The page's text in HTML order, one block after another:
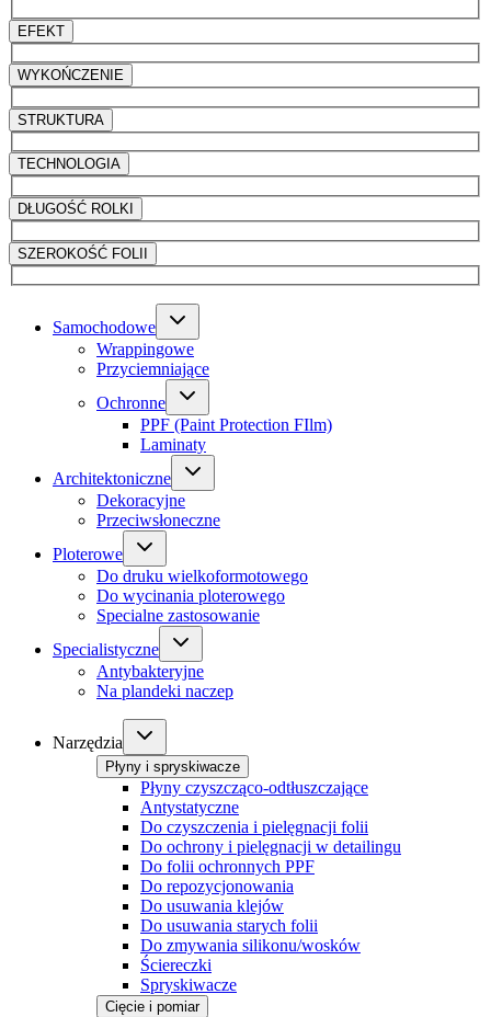
EFEKT
WYKOŃCZENIE
STRUKTURA
TECHNOLOGIA
DŁUGOŚĆ ROLKI
SZEROKOŚĆ FOLII
Samochodowe
Wrappingowe
Przyciemniające
Ochronne
PPF (Paint Protection FIlm)
Laminaty
Architektoniczne
Dekoracyjne
Przeciwsłoneczne
Ploterowe
Do druku wielkoformotowego
Do wycinania ploterowego
Specialne zastosowanie
Specialistyczne
Antybakteryjne
Na plandeki naczep
Narzędzia
Płyny i spryskiwacze
Płyny czyszcząco-odtłuszczające
Antystatyczne
Do czyszczenia i pielęgnacji folii
Do ochrony i pielęgnacji w detailingu
Do folii ochronnych PPF
Do repozycjonowania
Do usuwania klejów
Do usuwania starych folii
Do zmywania silikonu/wosków
Ściereczki
Spryskiwacze
Cięcie i pomiar